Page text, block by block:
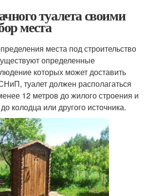
туалета своими
места
места под строительство
определенные
которых может доставить
туалет должен располагаться
12 метров до жилого строения и
колодца или другого источника.